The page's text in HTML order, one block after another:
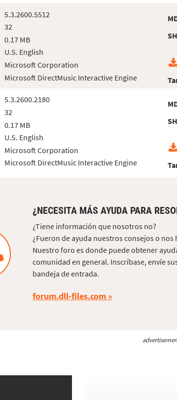
5.3.2600.5512
32
0.17 MB
U.S. English
Microsoft Corporation
Microsoft DirectMusic Interactive Engine
5.3.2600.2180
32
0.17 MB
U.S. English
Microsoft Corporation
Microsoft DirectMusic Interactive Engine
¿NECESITA MÁS AYUDA PARA
¿Tiene información que nosotros no?
¿Fueron de ayuda nuestros consejos o
Nuestro foro es donde puede obtener
comunidad en general. Inscríbase, envíe
bandeja de entrada.
forum.dll-files.com